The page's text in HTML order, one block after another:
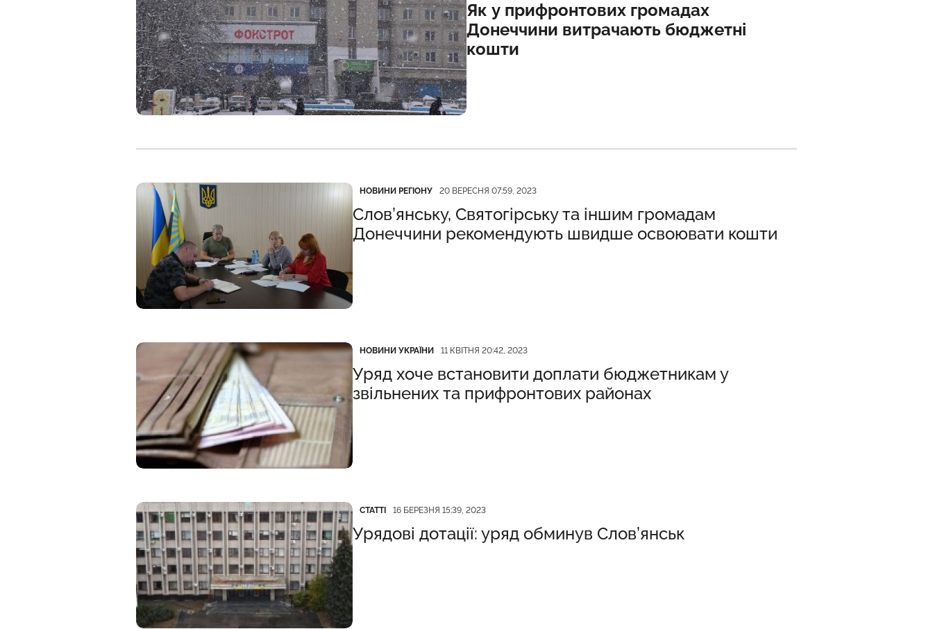
Як у прифронтових громадах
Донеччини витрачають бюджетні
кошти
Категорія
НОВИНИ РЕГІОНУ
Дата публікації 20 ВЕРЕСНЯ 07:59, 2023
Слов’янську, Святогірську та іншим громадам
Донеччини рекомендують швидше освоювати кошти
Категорія
НОВИНИ УКРАЇНИ
Дата публікації 11 КВІТНЯ 20:42, 2023
Уряд хоче встановити доплати бюджетникам у
звільнених та прифронтових районах
Категорія
СТАТТІ
Дата публікації16 БЕРЕЗНЯ 15:39, 2023
Урядові дотації: уряд обминув Слов’янськ